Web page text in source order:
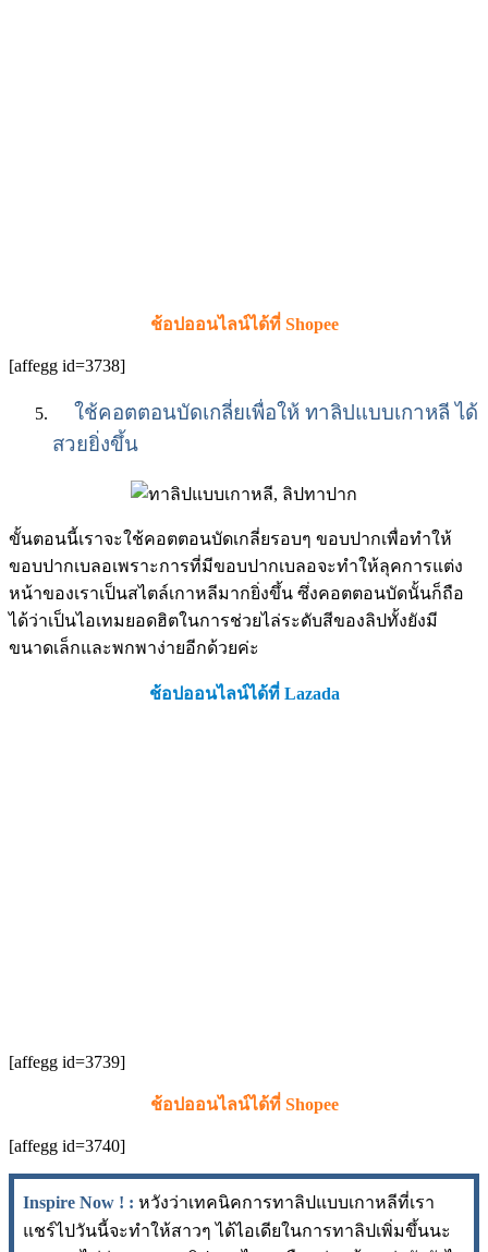
ช้อปออนไลน์ได้ที่ Shopee
[affegg id=3738]
ใช้คอตตอนบัดเกลี่ยเพื่อให้ ทาลิปแบบเกาหลี ได้
สวยยิ่งขึ้น
ขั้นตอนนี้เราจะใช้คอตตอนบัดเกลี่ยรอบๆ ขอบปากเพื่อทำให้
ขอบปากเบลอเพราะการที่มีขอบปากเบลอจะทำให้ลุคการแต่ง
หน้าของเราเป็นสไตล์เกาหลีมากยิ่งขึ้น ซึ่งคอตตอนบัดนั้นก็ถือ
ได้ว่าเป็นไอเทมยอดฮิตในการช่วยไล่ระดับสีของลิปทั้งยังมี
ขนาดเล็กและพกพาง่ายอีกด้วยค่ะ
ช้อปออนไลน์ได้ที่ Lazada
[affegg id=3739]
ช้อปออนไลน์ได้ที่ Shopee
[affegg id=3740]
Inspire Now ! : หวังว่าเทคนิคการทาลิปแบบเกาหลีที่เรา
แชร์ไปวันนี้จะทำให้สาวๆ ได้ไอเดียในการทาลิปเพิ่มขึ้นนะ